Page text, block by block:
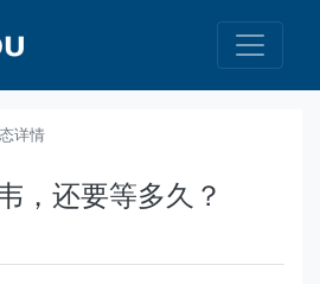
详情
，还要等多久？